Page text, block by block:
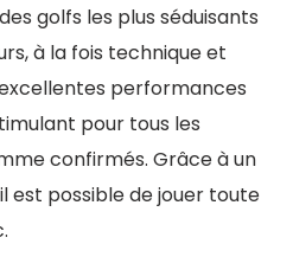
golfs les plus séduisants
à la fois technique et
performances
pour tous les
confirmés. Grâce à un
est possible de jouer toute